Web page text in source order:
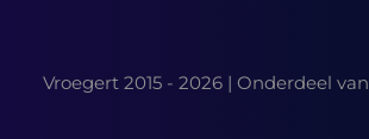
Vroegert 2015 - 2026 | Onderdeel van